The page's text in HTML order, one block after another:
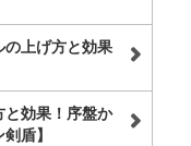
の上げ方と効果
と効果！序盤か
盾】